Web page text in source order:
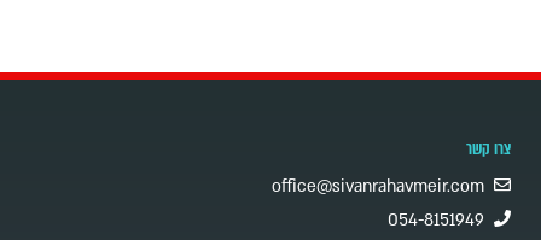
צרו קשר
office@sivanrahavmeir.com
054-8151949